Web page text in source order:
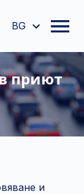
BG
приют
и